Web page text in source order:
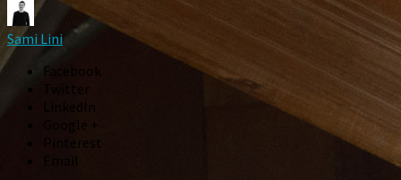
Sami Lini
Facebook
Twitter
LinkedIn
Google +
Pinterest
Email